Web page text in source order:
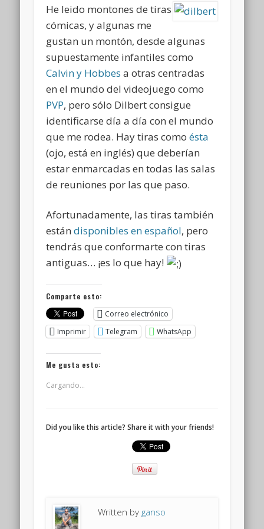
He leido montones de tiras
cómicas, y algunas me
gustan un montón, desde algunas
supuestamente infantiles como
Calvin y Hobbes a otras centradas
en el mundo del videojuego como
PVP, pero sólo Dilbert consigue
identificarse día a día con el mundo
que me rodea. Hay tiras comoésta
(ojo, está en inglés) que deberían
estar enmarcadas en todas las salas
de reuniones por las que paso.
Afortunadamente, las tiras también
estándisponibles en español, pero
tendrás que conformarte con tiras
antiguas… ¡es lo que hay!
Comparte esto:
Correo electrónico
Imprimir
Telegram WhatsApp
Me gusta esto:
Cargando...
Did you like this article? Share it with your friends!
Written by ganso